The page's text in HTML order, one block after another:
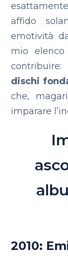
affido
emotività
mio
dischi
che,
imparare
2010: